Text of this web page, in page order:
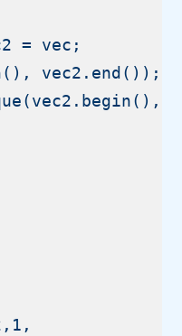
= vec;
vec2.end());